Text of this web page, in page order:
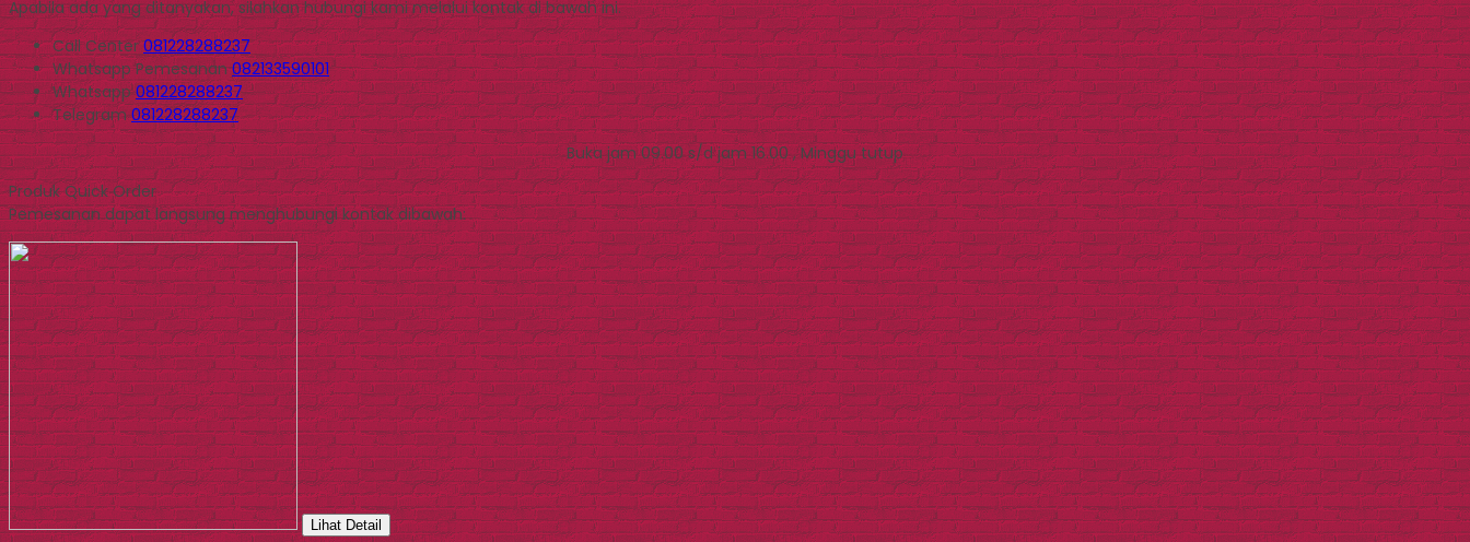
Apabila ada yang ditanyakan, silahkan hubungi kami melalui kontak di bawah ini.
Call Center081228288237
WhatsappPemesanan 082133590101
Whatsapp081228288237
Telegram081228288237
Buka jam 09.00 s/d jam 16.00 , Minggu tutup
Produk Quick Order
Pemesanan dapat langsung menghubungi kontak dibawah:
Lihat Detail